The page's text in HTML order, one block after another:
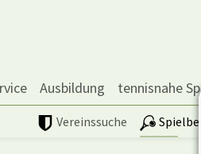
Ausbildung tennisnahe
Vereinssuche